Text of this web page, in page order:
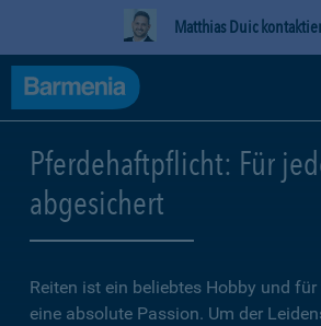
Matthias Duic
Pferdehaftpflicht: Für
abgesichert
Reiten ist ein beliebtes Hobby und
eine absolute Passion. Um der